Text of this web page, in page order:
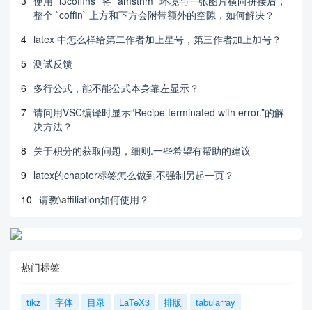
整个 `coffin` 上方和下方会附带额外的空隙，如何解决？
4 latex 中怎么样给第二作者加上星号，第三作者加上加号？
5 测试反馈
6 多行公式，能不能公式本身靠左显示？
7 请问用VSC编译时显示“Recipe terminated with error.”的解
决方法？
8 关于积分的获取问题，细则.一些希望有帮助的建议
9 latex的chapter标签怎么做到不强制另起一页？
10 请教\affiliation如何使用？
热门标签
tikz 字体 目录 LaTeX3 排版
tabularray